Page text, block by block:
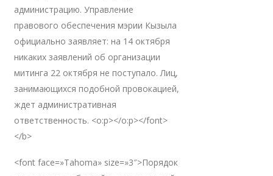
администрацию. Управление
правового обеспечения мэрии Кызыла
официально заявляет: на 14 октября
никаких заявлений об организации
митинга 22 октября не поступало. Лиц,
занимающихся подобной провокацией,
ждет административная
ответственность. <o:p></o:p></font>
</b>
<font face=»Tahoma» size=»3″>Порядок